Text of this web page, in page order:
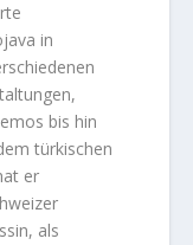
in
bis hin
türkischen
er
als